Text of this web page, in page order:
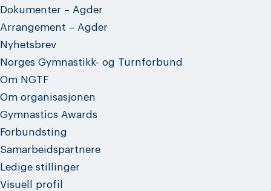
Dokumenter – Agder
Arrangement – Agder
Nyhetsbrev
Norges Gymnastikk- og Turnforbund
Om NGTF
Om organisasjonen
Gymnastics Awards
Forbundsting
Samarbeidspartnere
Ledige stillinger
Visuell profil